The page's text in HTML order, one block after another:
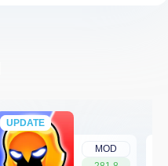
MOD
UPDATE
NEW